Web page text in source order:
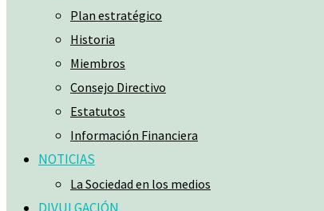
Plan estratégico
Historia
Miembros
Consejo Directivo
Estatutos
Información Financiera
NOTICIAS
La Sociedad en los medios